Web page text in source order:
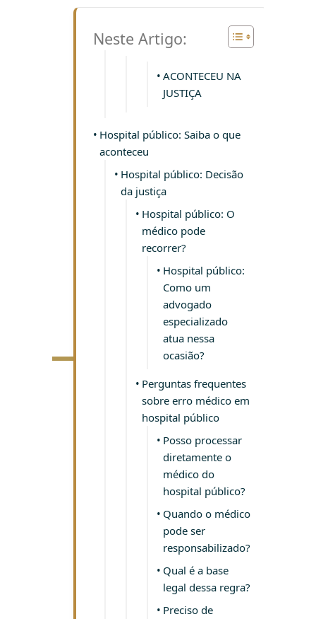
Neste Artigo:
ACONTECEU NA
JUSTIÇA
Hospital público: Saiba o que
aconteceu
Hospital público: Decisão
da justiça
Hospital público: O
médico pode
recorrer?
Hospital público:
Como um
advogado
especializado
atua nessa
ocasião?
Perguntas frequentes
sobre erro médico em
hospital público
Posso processar
diretamente o
médico do
hospital público?
Quando o médico
pode ser
responsabilizado?
Qual é a base
legal dessa regra?
Preciso de